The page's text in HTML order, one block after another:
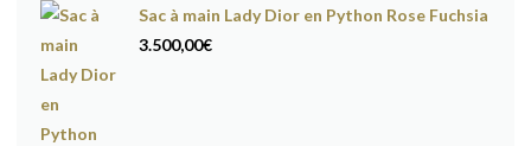
Sac à main Lady Dior en Python Rose Fuchsia
3.500,00€